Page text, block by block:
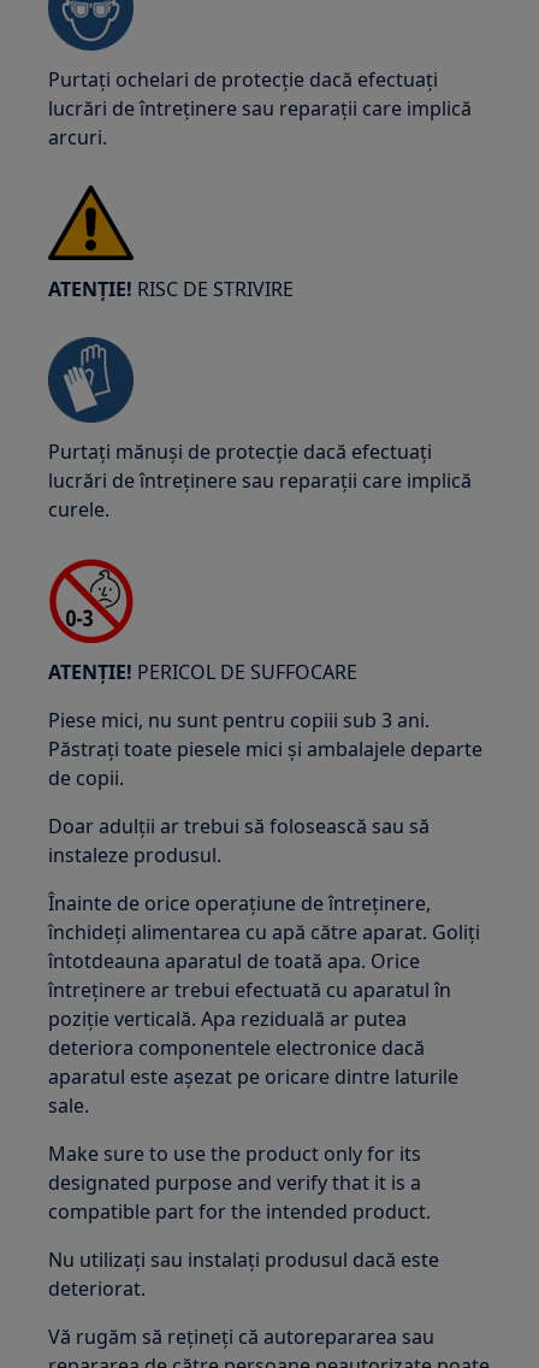
Purtați ochelari de protecție dacă efectuați
lucrări de întreținere sau reparații care implică
arcuri.
ATENȚIE! RISC DE STRIVIRE
Purtați mănuși de protecție dacă efectuați
lucrări de întreținere sau reparații care implică
curele.
ATENȚIE! PERICOL DE SUFFOCARE
Piese mici, nu sunt pentru copiii sub 3 ani.
Păstrați toate piesele mici și ambalajele departe
de copii.
Doar adulții ar trebui să folosească sau să
instaleze produsul.
Înainte de orice operațiune de întreținere,
închideți alimentarea cu apă către aparat. Goliți
întotdeauna aparatul de toată apa. Orice
întreținere ar trebui efectuată cu aparatul în
poziție verticală. Apa reziduală ar putea
deteriora componentele electronice dacă
aparatul este așezat pe oricare dintre laturile
sale.
Make sure to use the product only for its
designated purpose and verify that it is a
compatible part for the intended product.
Nu utilizați sau instalați produsul dacă este
deteriorat.
Vă rugăm să rețineți că autorepararea sau